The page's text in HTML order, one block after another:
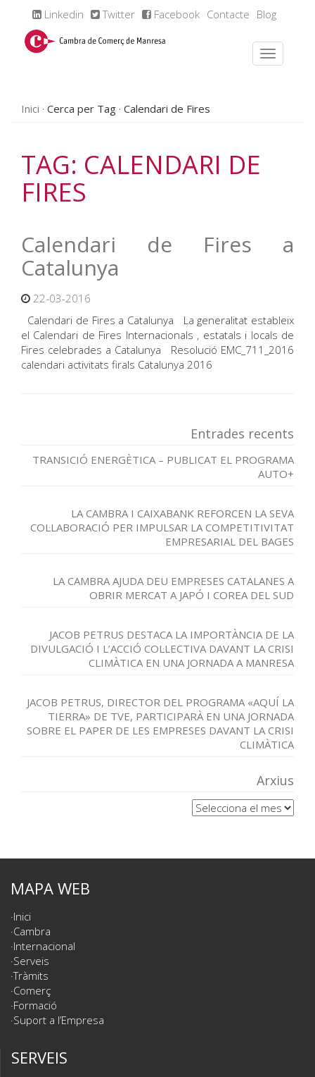
Linkedin Twitter Facebook Contacte Blog
Inici Cerca per Tag Calendari de Fires
TAG: CALENDARI DE
FIRES
Calendari de Fires a
Catalunya
22-03-2016
Calendari de Fires a Catalunya La generalitat estableix
el Calendari de Fires Internacionals , estatals i locals de
Fires celebrades a Catalunya Resolució EMC_711_2016
calendari activitats firals Catalunya 2016
Entrades recents
TRANSICIÓ ENERGÈTICA – PUBLICAT EL PROGRAMA
AUTO+
LA CAMBRA I CAIXABANK REFORCEN LA SEVA
COL·LABORACIÓ PER IMPULSAR LA COMPETITIVITAT
EMPRESARIAL DEL BAGES
LA CAMBRA AJUDA DEU EMPRESES CATALANES A
OBRIR MERCAT A JAPÓ I COREA DEL SUD
JACOB PETRUS DESTACA LA IMPORTÀNCIA DE LA
DIVULGACIÓ I L’ACCIÓ COL·LECTIVA DAVANT LA CRISI
CLIMÀTICA EN UNA JORNADA A MANRESA
JACOB PETRUS, DIRECTOR DEL PROGRAMA «AQUÍ LA
TIERRA» DE TVE, PARTICIPARÀ EN UNA JORNADA
SOBRE EL PAPER DE LES EMPRESES DAVANT LA CRISI
CLIMÀTICA
Arxius
Arxius
MAPA WEB
Inici
Cambra
Internacional
Serveis
Tràmits
Comerç
Formació
Suport a l’Empresa
SERVEIS